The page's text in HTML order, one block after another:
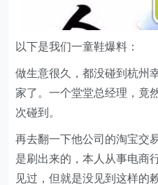
以下是我们一童鞋爆料：
做生意很久，都没碰到杭州
家了。一个堂堂总经理，竟
次碰到。
再去翻一下他公司的淘宝交
是刷出来的，本人从事电商
见过，但就是没见到这样的